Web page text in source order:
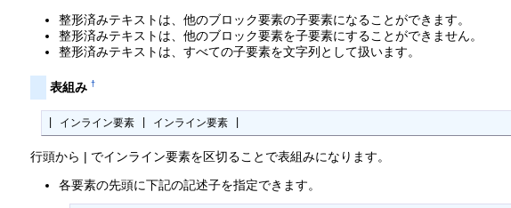
整形済みテキストは、他のブロック要素の子要素になることができます。
整形済みテキストは、他のブロック要素を子要素にすることができません。
整形済みテキストは、すべての子要素を文字列として扱います。
表組み†
| インライン要素 | インライン要素 |
行頭から | でインライン要素を区切ることで表組みになります。
各要素の先頭に下記の記述子を指定できます。